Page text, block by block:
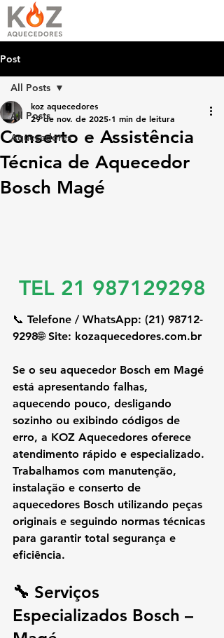
Post
All Posts
Aquecedores
All Posts
Conserto e Assistência
Técnica de Aquecedor
Bosch Magé
koz aquecedores
29 de nov. de 2025 1 min de leitura
TEL 21 987129298
📞 Telefone / WhatsApp: (21) 98712-
9298🌐 Site: kozaquecedores.com.br
Se o seu aquecedor Bosch em Magé
está apresentando falhas,
aquecendo pouco, desligando
sozinho ou exibindo códigos de
erro, a KOZ Aquecedores oferece
atendimento rápido e especializado.
Trabalhamos com manutenção,
instalação e conserto de
aquecedores Bosch utilizando peças
originais e seguindo normas técnicas
para garantir total segurança e
eficiência.
🔧 Serviços
Especializados Bosch –